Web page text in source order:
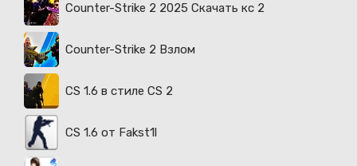
Counter-Strike 2 2025 Скачать кс 2
Counter-Strike 2 Взлом
CS 1.6 в стиле CS 2
CS 1.6 от Fakst1l